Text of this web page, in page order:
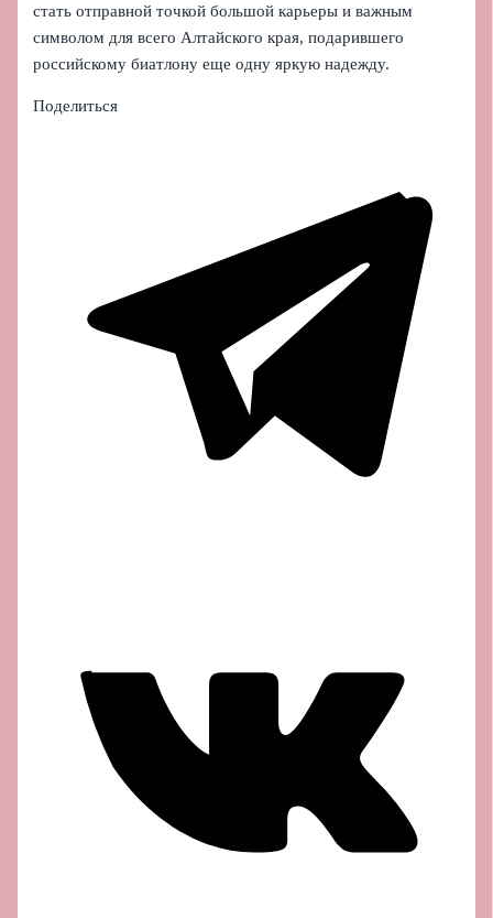
стать отправной точкой большой карьеры и важным
символом для всего Алтайского края, подарившего
российскому биатлону еще одну яркую надежду.
Поделиться